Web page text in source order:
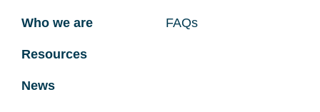
Who we are
Resources
News
FAQs